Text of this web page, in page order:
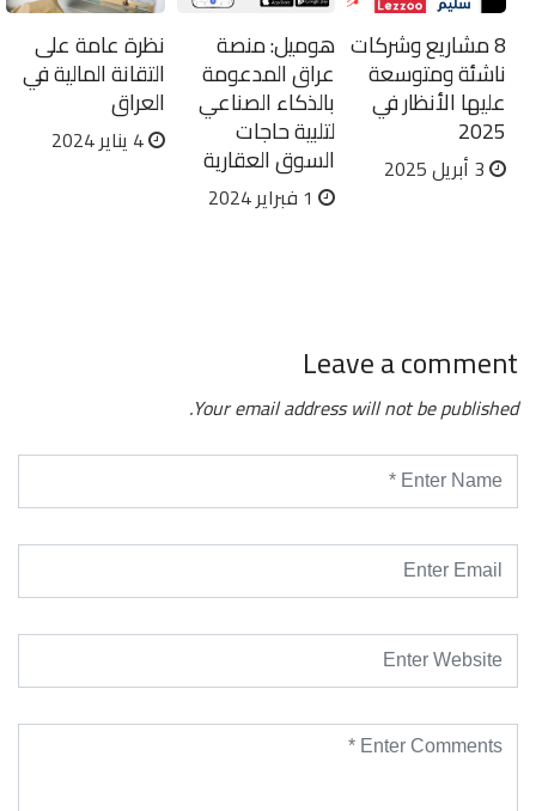
8 مشاريع وشركات
ناشئة ومتوسعة
عليها الأنظار في
2025
3 أبريل 2025
هوميل: منصة
عراق المدعومة
بالذكاء الصناعي
لتلبية حاجات
السوق العقارية
1 فبراير 2024
نظرة عامة على
التقانة المالية في
العراق
4 يناير 2024
Leave a comment
Your email address will not be published.